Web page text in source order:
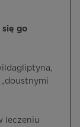
się go
leczeniu